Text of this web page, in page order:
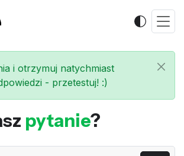
i otrzymuj natychmiast
- przetestuj! :)
pytanie?